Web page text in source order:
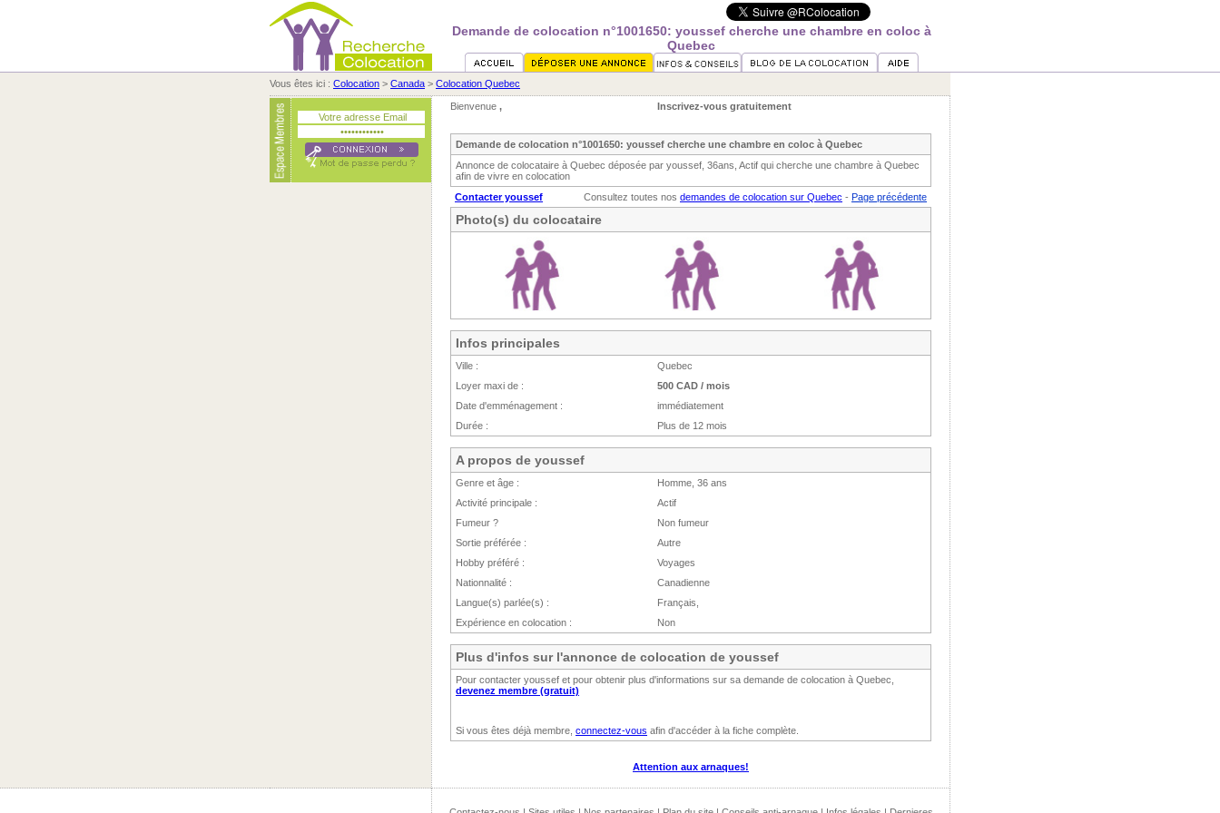
Demande de colocation n°1001650: youssef cherche une chambre en coloc à
Quebec
Vous êtes ici : Colocation > Canada > Colocation Quebec
Bienvenue , Inscrivez-vous gratuitement
Demande de colocation n°1001650: youssef cherche une chambre en coloc à Quebec
Annonce de colocataire à Quebec déposée par youssef, 36ans, Actif qui cherche une chambre à Quebec
afin de vivre en colocation
Contacter youssef
Consultez toutes nos demandes de colocation sur Quebec - Page précédente
Photo(s) du colocataire
Infos principales
Ville :
Quebec
Loyer maxi de :
500 CAD / mois
Date d'emménagement :
immédiatement
Durée :
Plus de 12 mois
A propos de youssef
Genre et âge :
Homme, 36 ans
Activité principale :
Actif
Fumeur ?
Non fumeur
Sortie préférée :
Autre
Hobby préféré :
Voyages
Nationnalité :
Canadienne
Langue(s) parlée(s) :
Français,
Expérience en colocation :
Non
Plus d'infos sur l'annonce de colocation de youssef
Pour contacter youssef et pour obtenir plus d'informations sur sa demande de colocation à Quebec,
devenez membre (gratuit)
Si vous êtes déjà membre, connectez-vous afin d'accéder à la fiche complète.
Attention aux arnaques!